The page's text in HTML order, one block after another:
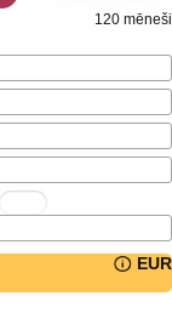
120 mēneši
EUR